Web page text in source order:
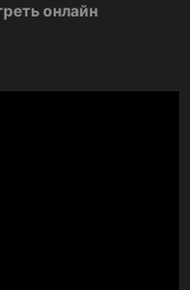
онлайн